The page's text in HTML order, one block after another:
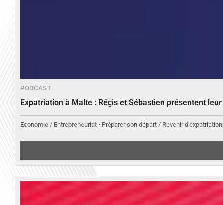
PODCAST
Expatriation à Malte : Régis et Sébastien présentent
Economie / Entrepreneuriat • Préparer son départ / Revenir d'expatriation